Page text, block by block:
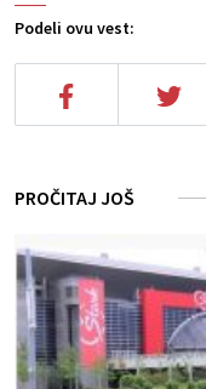
Podeli ovu vest:
PROČITAJ JOŠ